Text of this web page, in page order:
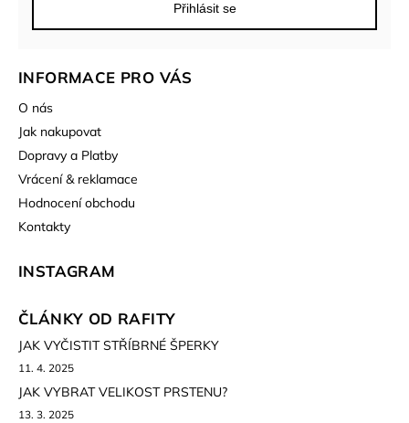
INFORMACE PRO VÁS
O nás
Jak nakupovat
Dopravy a Platby
Vrácení & reklamace
Hodnocení obchodu
Kontakty
Přihlásit se
INSTAGRAM
ČLÁNKY OD RAFITY
JAK VYČISTIT STŘÍBRNÉ ŠPERKY
11. 4. 2025
JAK VYBRAT VELIKOST PRSTENU?
13. 3. 2025